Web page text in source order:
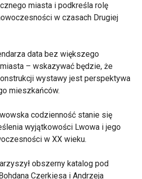
miasta i podkreśla rolę
w czasach Drugiej
data bez większego
– wskazywać będzie, że
wystawy jest perspektywa
mieszkańców.
codzienność stanie się
wyjątkowości Lwowa i jego
w XX wieku.
obszerny katalog pod
Czerkiesa i Andrzeja